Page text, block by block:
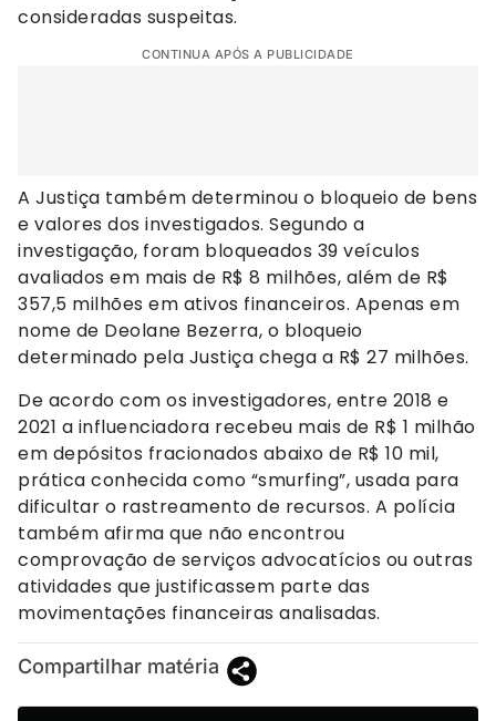
consideradas suspeitas.
CONTINUA APÓS A PUBLICIDADE
A Justiça também determinou o bloqueio de bens
e valores dos investigados. Segundo a
investigação, foram bloqueados 39 veículos
avaliados em mais de R$ 8 milhões, além de R$
357,5 milhões em ativos financeiros. Apenas em
nome de Deolane Bezerra, o bloqueio
determinado pela Justiça chega a R$ 27 milhões.
De acordo com os investigadores, entre 2018 e
2021 a influenciadora recebeu mais de R$ 1 milhão
em depósitos fracionados abaixo de R$ 10 mil,
prática conhecida como “smurfing”, usada para
dificultar o rastreamento de recursos. A polícia
também afirma que não encontrou
comprovação de serviços advocatícios ou outras
atividades que justificassem parte das
movimentações financeiras analisadas.
Compartilhar matéria